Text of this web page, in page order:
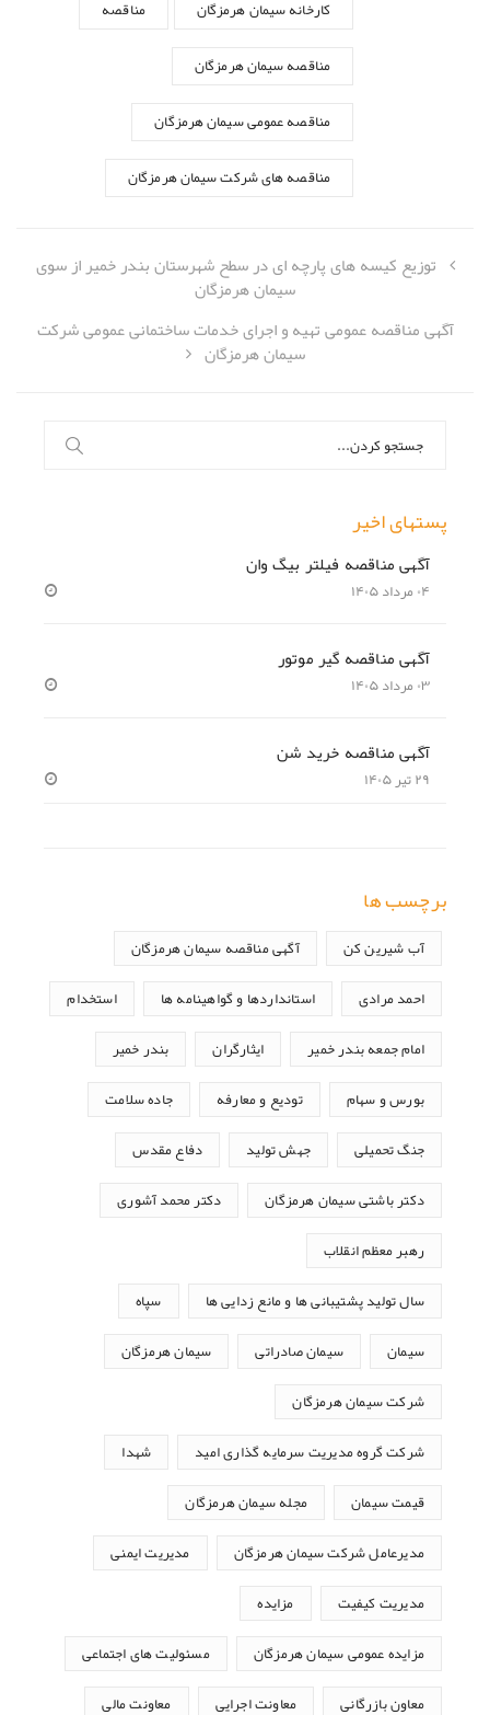
کارخانه سیمان هرمزگان مناقصه
مناقصه سیمان هرمزگان
مناقصه عمومی سیمان هرمزگان
مناقصه های شرکت سیمان هرمزگان
توزیع کیسه های پارچه ای در سطح شهرستان بندر خمیر از سوی
سیمان هرمزگان
آگهی مناقصه عمومی تهیه و اجرای خدمات ساختمانی عمومی شرکت
سیمان هرمزگان
برای:
پستهای اخیر
آگهی مناقصه فیلتر بیگ وان
۰۴ مرداد ۱۴۰۵
آگهی مناقصه گیر موتور
۰۳ مرداد ۱۴۰۵
آگهی مناقصه خرید شن
۲۹ تیر ۱۴۰۵
برچسب ها
آب شیرین کن آگهی مناقصه سیمان هرمزگان
احمد مرادی استانداردها و گواهینامه ها استخدام
امام جمعه بندر خمیر ایثارگران بندر خمیر
بورس و سهام تودیع و معارفه جاده سلامت
جنگ تحمیلی جهش تولید دفاع مقدس
دکتر باشتی سیمان هرمزگان دکتر محمد آشوری
رهبر معظم انقلاب
سال تولید پشتیبانی ها و مانع زدایی ها سپاه
سیمان سیمان صادراتی سیمان هرمزگان
شرکت سیمان هرمزگان
شرکت گروه مدیریت سرمایه گذاری امید شهدا
قیمت سیمان مجله سیمان هرمزگان
مدیرعامل شرکت سیمان هرمزگان مدیریت ایمنی
مدیریت کیفیت مزایده
مزایده عمومی سیمان هرمزگان مسئولیت های اجتماعی
معاون بازرگانی معاونت اجرایی معاونت مالی